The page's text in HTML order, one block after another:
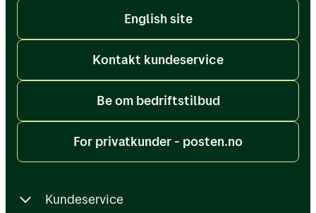
English site
Kontakt kundeservice
Be om bedriftstilbud
For privatkunder - posten.no
Kundeservice